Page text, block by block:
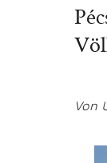
Von